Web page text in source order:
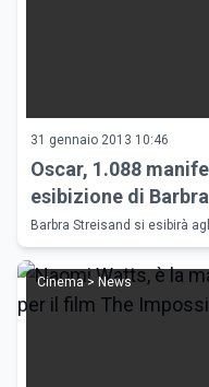
31 gennaio 2013 10:46
Oscar, 1.088
esibizione di
Barbra Streisand si esibirà
Cinema > News